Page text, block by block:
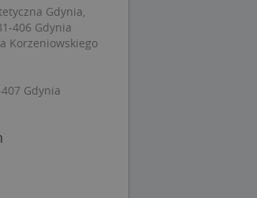
Gdynia,
406 Gdynia
Korzeniowskiego
Gdynia